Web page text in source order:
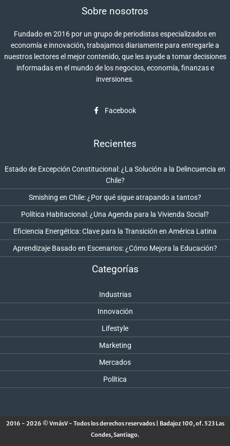
Sobre nosotros
Fundado en 2016 por un grupo de periodistas especializados en
economía e innovación, trabajamos diariamente para entregarle a
nuestros lectores el mejor contenido, que les ayude a tomar decisiones
informadas en el mundo de los negocios, economía, finanzas e
inversiones.
Facebook
Recientes
Estado de Excepción Constitucional: ¿La Solución a la Delincuencia en
Chile?
Smishing en Chile: ¿Por qué sigue atrapando a tantos?
Política Habitacional: ¿Una Agenda para la Vivienda Social?
Eficiencia Energética: Clave para la Transición en América Latina
Aprendizaje Basado en Escenarios: ¿Cómo Mejora la Educación?
Categorías
Industrias
Innovación
Lifestyle
Marketing
Mercados
Política
2016 - 2026 © VmásV - Todos los derechos reservados | Badajoz 100, of. 523 Las
Condes, Santiago.